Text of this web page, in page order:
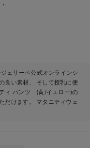
使
ェリーベ公式オンラインシ
良い素材、 そして授乳に便
ィ パンツ (黄/イエロー)の
だけます。 マタニティウェ